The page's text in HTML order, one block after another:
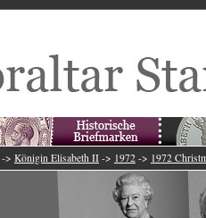
-> Königin Elisabeth II -> 1972 -> 1972